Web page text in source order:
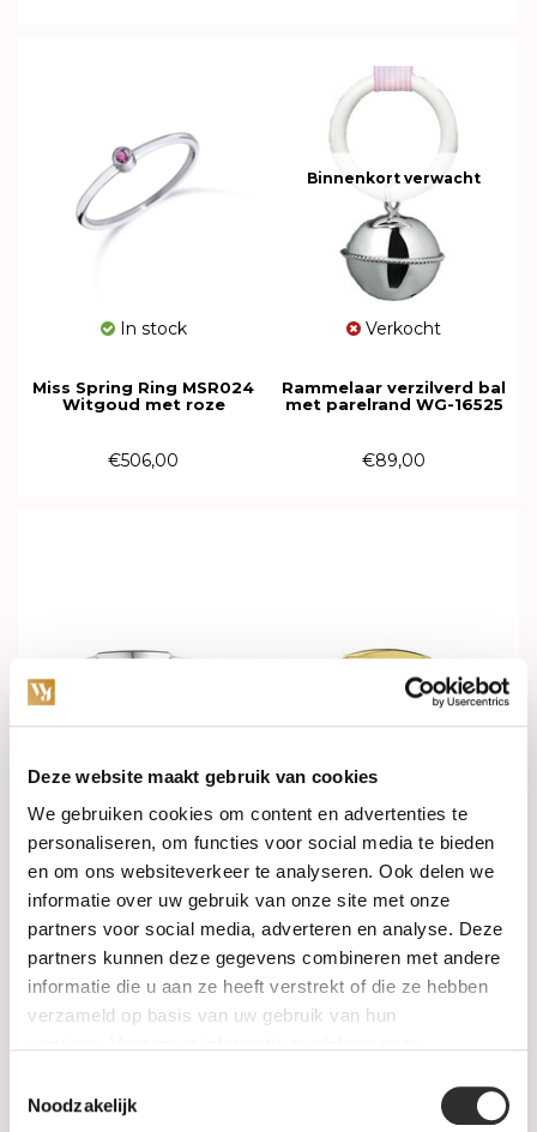
Deze website maakt gebruik van cookies
We gebruiken cookies om content en advertenties te
personaliseren, om functies voor social media te bieden
en om ons websiteverkeer te analyseren. Ook delen we
informatie over uw gebruik van onze site met onze
partners voor social media, adverteren en analyse. Deze
partners kunnen deze gegevens combineren met andere
informatie die u aan ze heeft verstrekt of die ze hebben
verzameld op basis van uw gebruik van hun
Noodzakelijk
In stock
Miss Spring Ring MSR024
Witgoud met roze
€506,00
Binnenkort verwacht
Verkocht
Rammelaar verzilverd bal
met parelrand WG-16525
€89,00
graveerarmband 14k
witgoud poli 608846
€379,00
graveerarmband 14k
geelgoud ovaal 610409
€329,00